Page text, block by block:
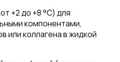
+2 до +8 °C) для
компонентами,
или коллагена в жидкой